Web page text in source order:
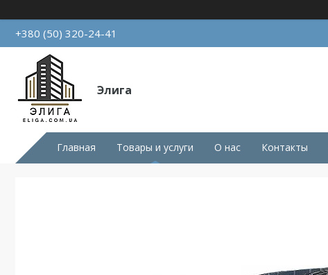
+380 (50) 320-24-41
Элига
Главная Товары и услуги О нас Контакты